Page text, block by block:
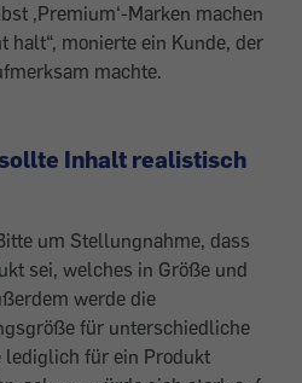
,Premium‘-Marken machen
halt“, monierte ein Kunde, der
machte.
Inhalt realistisch
um Stellungnahme, dass
sei, welches in Größe und
werde die
für unterschiedliche
lediglich für ein Produkt